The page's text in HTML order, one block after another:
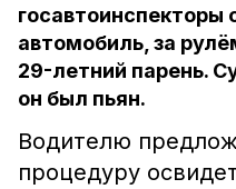
госавтоинспекторы
автомобиль, за
29-летний парень.
он был пьян.
Водителю
процедуру